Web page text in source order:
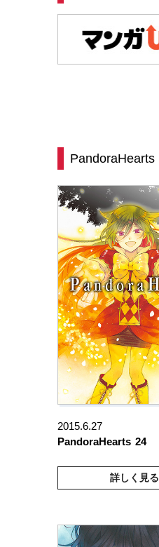
PandoraHearts
2015.6.27
PandoraHearts 24
詳しく見る